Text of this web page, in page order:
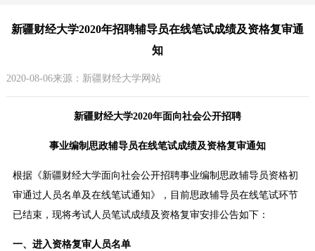
新疆财经大学2020年招聘辅导员在线笔试成绩及资格复审通
知
2020-08-06来源：新疆财经大学网站
新疆财经大学2020年面向社会公开招聘
事业编制思政辅导员在线笔试成绩及资格复审通知
根据《新疆财经大学面向社会公开招聘事业编制思政辅导员资格初
审通过人员名单及在线笔试通知》，目前思政辅导员在线笔试环节
已结束，现将考试人员笔试成绩及资格复审安排公告如下：
一、进入资格复审人员名单